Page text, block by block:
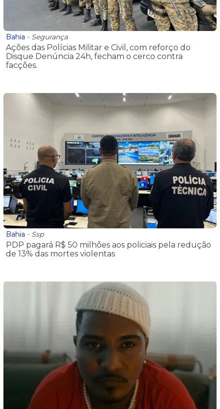
Bahia - Segurança
Ações das Polícias Militar e Civil, com reforço do
Disque Denúncia 24h, fecham o cerco contra
facções.
Bahia - Ssp
PDP pagará R$ 50 milhões aos policiais pela redução
de 13% das mortes violentas